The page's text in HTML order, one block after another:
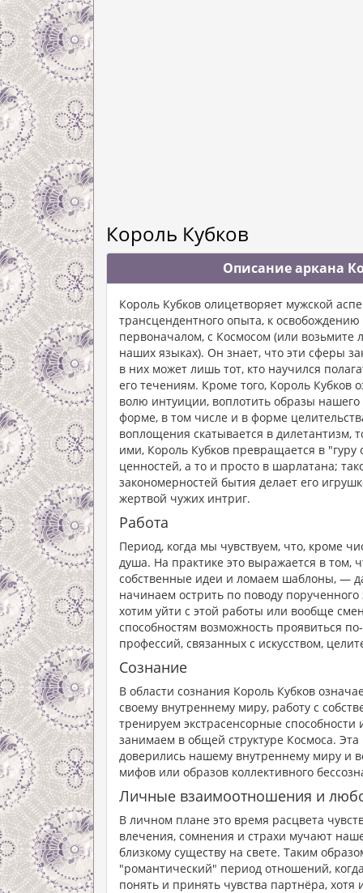
Король Кубков
Описание аркана
Король Кубков олицетворяет мужской
трансцендентного опыта, к
первоначалом, с Космосом (или возьмите
наших языках). Он знает, что эти сферы
в них может лишь тот, кто научился
его течениям. Кроме того, Король Кубков
волю интуиции, воплотить образы
форме, в том числе и в форме
воплощения скатывается в дилетантизм,
ими, Король Кубков превращается в "гуру
ценностей, а то и просто в шарлатана;
закономерностей бытия делает его
жертвой чужих интриг.
Работа
Период, когда мы чувствуем, что, кроме
душа. На практике это выражается в том,
собственные идеи и ломаем шаблоны, —
начинаем острить по поводу
хотим уйти с этой работы или вообще
способностям возможность проявиться
профессий, связанных с искусством,
Сознание
В области сознания Король Кубков
своему внутреннему миру, работу с
тренируем экстрасенсорные
занимаем в общей структуре Космоса.
доверились нашему внутреннему миру и
мифов или образов коллективного
Личные взаимоотношения и
В личном плане это время расцвета
влечения, сомнения и страхи мучают
близкому существу на свете. Таким
"романтический" период отношений,
понять и принять чувства партнёра,